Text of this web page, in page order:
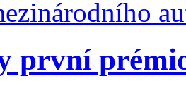
první